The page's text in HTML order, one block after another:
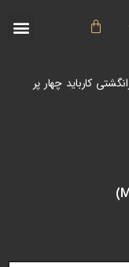
کارباید چهار پر